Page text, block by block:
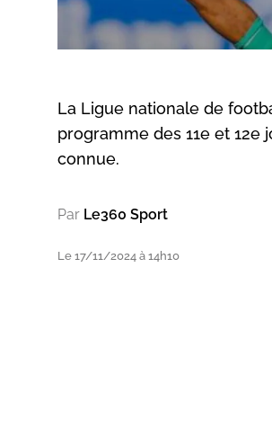
La Ligue nationale de
programme des 11e et 12e
connue.
Par Le360 Sport
Le 17/11/2024 à 14h10